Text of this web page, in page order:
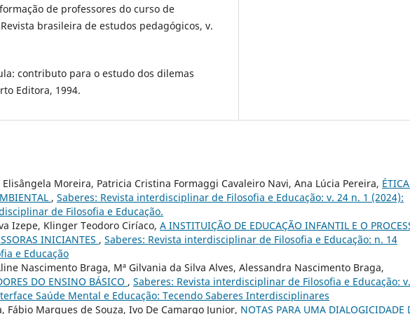
de professores do curso de
brasileira de estudos pedagógicos, v.
contributo para o estudo dos dilemas
Editora, 1994.
Moreira, Patricia Cristina Formaggi Cavaleiro Navi, Ana Lúcia Pereira,
, Saberes: Revista interdisciplinar de Filosofia e Educação: v. 24 n. 1 (2024):
de Filosofia e Educação.
Izepe, Klinger Teodoro Ciríaco, A INSTITUIÇÃO DE EDUCAÇÃO INFANTIL E O
INICIANTES , Saberes: Revista interdisciplinar de Filosofia e Educação: n. 14
e Educação
Nascimento Braga, Mª Gilvania da Silva Alves, Alessandra Nascimento Braga,
DO ENSINO BÁSICO , Saberes: Revista interdisciplinar de Filosofia e Educação:
Saúde Mental e Educação: Tecendo Saberes Interdisciplinares
Fábio Marques de Souza, Ivo De Camargo Junior, NOTAS PARA UMA DIALOGICIDADE